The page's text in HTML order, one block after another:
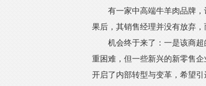
有一家中高端牛羊肉品牌，
果后，其销售经理并没有放弃，
机会终于来了：一是该商超
重困难，但一些新兴的新零售
开启了内部转型与变革，希望